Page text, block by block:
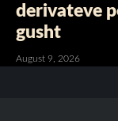
derivateve
gusht
August 9, 2026